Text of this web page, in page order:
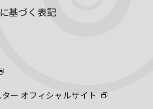
基づく表記
ー オフィシャルサイト